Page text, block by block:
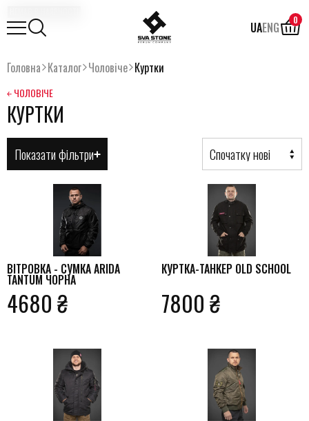
UAENG 0
Головна Каталог Чоловіче Куртки
￩ ЧОЛОВІЧЕ
КУРТКИ
Показати фільтри Спочатку нові
ВIТРОВКА - СУМКА ARIDA
TANTUM ЧОРНА
4680 ₴
КУРТКА-ТАНКЕР OLD SCHOOL
7800 ₴